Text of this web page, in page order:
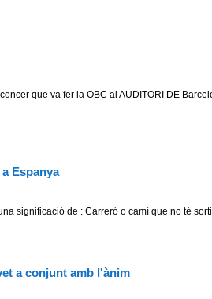
que va fer la OBC al AUDITORI DE
Espanya
significació de : Carreró o camí que no té
a conjunt amb l'ànim